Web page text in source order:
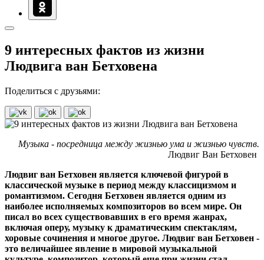
9 интересных фактов из жизни
Людвига ван Бетховена
Поделиться с друзьями:
Музыка - посредница между жизнью ума и жизнью чувств.
Людвиг Ван Бетховен
Людвиг ван Бетховен является ключевой фигурой в
классической музыке в период между классицизмом и
романтизмом. Сегодня Бетховен является одним из
наиболее исполняемых композиторов во всем мире. Он
писал во всех существовавших в его время жанрах,
включая оперу, музыку к драматическим спектаклям,
хоровые сочинения и многое другое. Людвиг ван Бетховен -
это величайшее явление в мировой музыкальной